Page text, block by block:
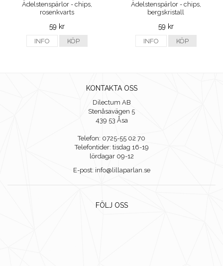
Ädelstenspärlor - chips,
rosenkvarts
59 kr
INFO KÖP
Ädelstenspärlor - chips,
bergskristall
59 kr
INFO KÖP
KONTAKTA OSS
Dilectum AB
Stenåsavägen 5
439 53 Åsa
Telefon: 0725-55 02 70
Telefontider: tisdag 16-19
lördagar 09-12
E-post: info@lillaparlan.se
FÖLJ OSS